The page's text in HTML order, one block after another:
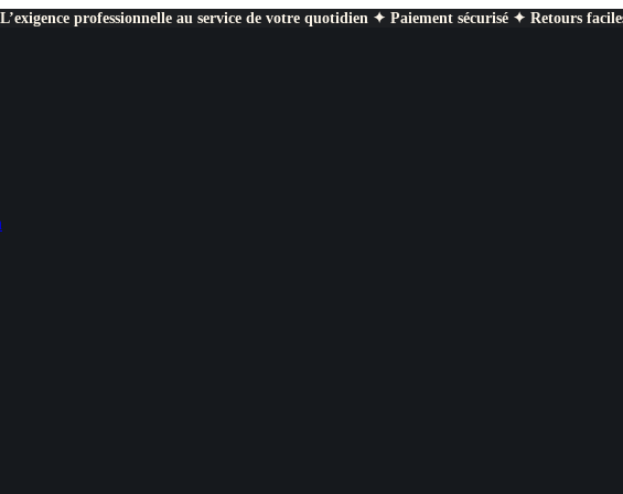
professionnelle au service de votre quotidien ✦ Paiement sécurisé ✦ Retours